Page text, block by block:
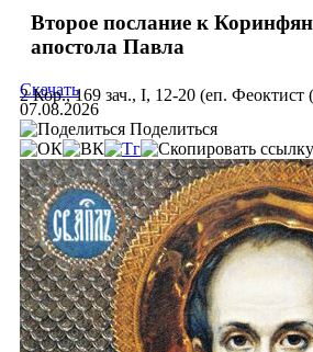
Второе послание к
апостола Павла
2 Кор., 169 зач., I, 12-20 (еп.
Скачать
07.08.2026
Поделиться